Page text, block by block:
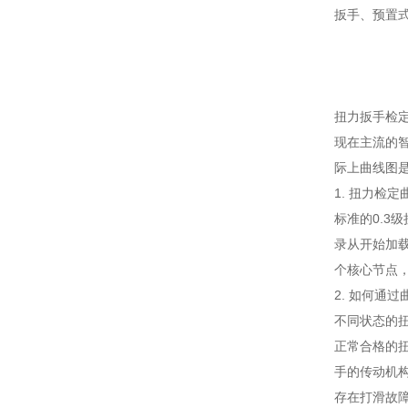
扳手、预置
扭力扳手检
现在主流的
际上曲线图
1. 扭力检定
标准的0.3级
录从开始加
个核心节点
2. 如何通过
不同状态的
正常合格的
手的传动机
存在打滑故